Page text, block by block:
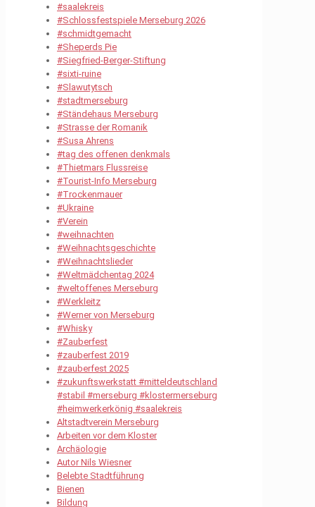
#saalekreis
#Schlossfestspiele Merseburg 2026
#schmidtgemacht
#Sheperds Pie
#Siegfried-Berger-Stiftung
#sixti-ruine
#Slawutytsch
#stadtmerseburg
#Ständehaus Merseburg
#Strasse der Romanik
#Susa Ahrens
#tag des offenen denkmals
#Thietmars Flussreise
#Tourist-Info Merseburg
#Trockenmauer
#Ukraine
#Verein
#weihnachten
#Weihnachtsgeschichte
#Weihnachtslieder
#Weltmädchentag 2024
#weltoffenes Merseburg
#Werkleitz
#Werner von Merseburg
#Whisky
#Zauberfest
#zauberfest 2019
#zauberfest 2025
#zukunftswerkstatt #mitteldeutschland
#stabil #merseburg #klostermerseburg
#heimwerkerkönig #saalekreis
Altstadtverein Merseburg
Arbeiten vor dem Kloster
Archäologie
Autor Nils Wiesner
Belebte Stadtführung
Bienen
Bildung